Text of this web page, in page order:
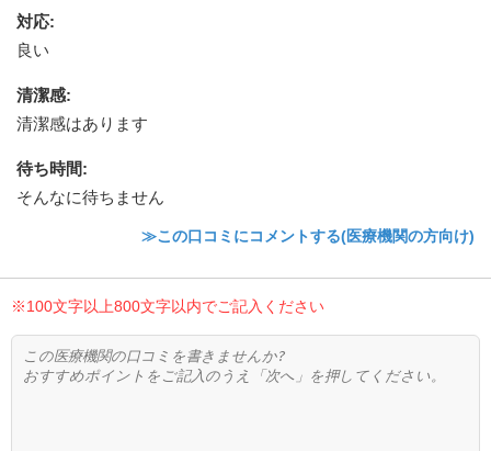
対応:
良い
清潔感:
清潔感はあります
待ち時間:
そんなに待ちません
≫この口コミにコメントする(医療機関の方向け)
※100文字以上800文字以内でご記入ください